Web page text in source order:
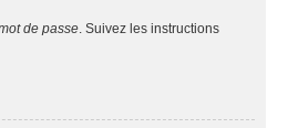
de passe. Suivez les instructions